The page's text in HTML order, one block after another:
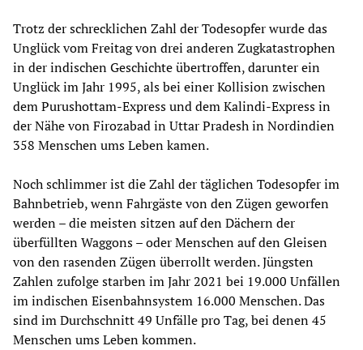
Trotz der schrecklichen Zahl der Todesopfer wurde das
Unglück vom Freitag von drei anderen Zugkatastrophen
in der indischen Geschichte übertroffen, darunter ein
Unglück im Jahr 1995, als bei einer Kollision zwischen
dem Purushottam-Express und dem Kalindi-Express in
der Nähe von Firozabad in Uttar Pradesh in Nordindien
358 Menschen ums Leben kamen.
Noch schlimmer ist die Zahl der täglichen Todesopfer im
Bahnbetrieb, wenn Fahrgäste von den Zügen geworfen
werden – die meisten sitzen auf den Dächern der
überfüllten Waggons – oder Menschen auf den Gleisen
von den rasenden Zügen überrollt werden. Jüngsten
Zahlen zufolge starben im Jahr 2021 bei 19.000 Unfällen
im indischen Eisenbahnsystem 16.000 Menschen. Das
sind im Durchschnitt 49 Unfälle pro Tag, bei denen 45
Menschen ums Leben kommen.